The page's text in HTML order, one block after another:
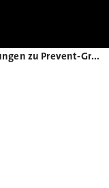
VW kappt Beziehungen zu Prevent-Gruppe weitgehend